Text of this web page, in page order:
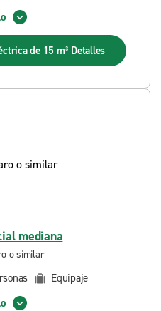
de 15 m³ Detalles
mediana
o similar
Equipaje